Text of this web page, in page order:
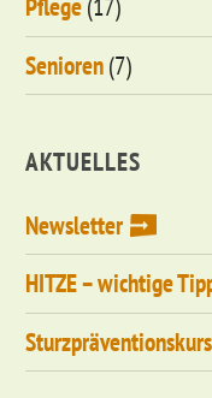
Pflege(17)
Senioren(7)
AKTUELLES
Newsletter
HITZE – wichtige